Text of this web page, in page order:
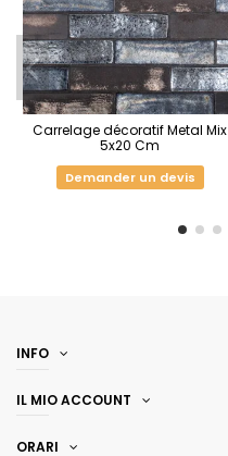
Carrelage décoratif Metal Mix
5x20 Cm
Demander un devis
INFO
IL MIO ACCOUNT
ORARI